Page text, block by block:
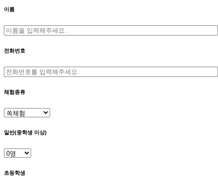
이름
전화번호
체험종류
일반(중학생 이상)
초등학생